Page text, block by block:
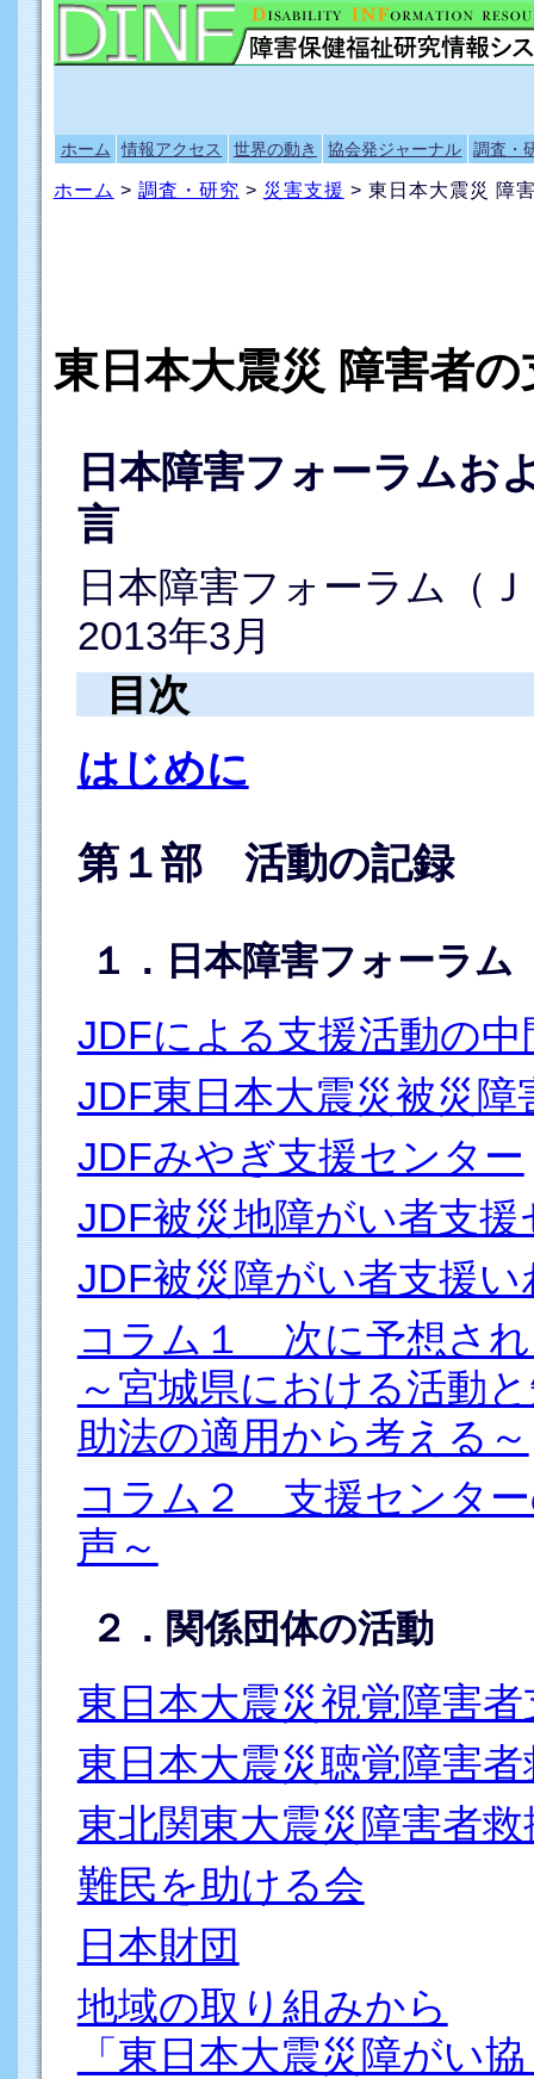
ホーム 情報アクセス 世界の動き 協会発ジャーナル 調査・
ホーム > 調査・研究 > 災害支援 > 東日本大震災 障
東日本大震災 障害者
日本障害フォーラムお
言
日本障害フォーラム（
2013年3月
目次
はじめに
第１部 活動の記録
１．日本障害フォーラム
JDFによる支援活動の
JDF東日本大震災被災障
JDFみやぎ支援センター
JDF被災地障がい者支
JDF被災障がい者支援い
コラム１ 次に予想さ
～宮城県における活動
助法の適用から考える～
コラム２ 支援センタ
声～
２．関係団体の活動
東日本大震災視覚障害
東日本大震災聴覚障害
東北関東大震災障害者
難民を助ける会
日本財団
地域の取り組みから
「東日本大震災障がい